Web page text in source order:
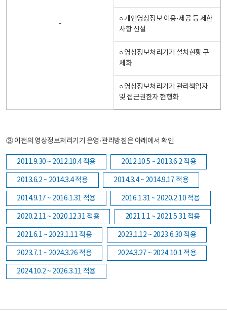
-
○ 개인영상정보 이용·제공 등 제한
사항 신설
○ 영상정보처리기기 설치현황 구
체화
○ 영상정보처리기기 관리책임자
및 접근권한자 현행화
③ 이전의 영상정보처리기기 운영·관리방침은 아래에서 확인
2011.9.30 ~ 2012.10.4 적용 2012.10.5 ~ 2013.6.2 적용
2013.6.2 ~ 2014.3.4 적용 2014.3.4 ~ 2014.9.17 적용
2014.9.17 ~ 2016.1.31 적용 2016.1.31 ~ 2020.2.10 적용
2020.2.11 ~ 2020.12.31 적용 2021.1.1 ~ 2021.5.31 적용
2021.6.1 ~ 2023.1.11 적용 2023.1.12 ~ 2023.6.30 적용
2023.7.1 ~ 2024.3.26 적용 2024.3.27 ~ 2024.10.1 적용
2024.10.2 ~ 2026.3.11 적용